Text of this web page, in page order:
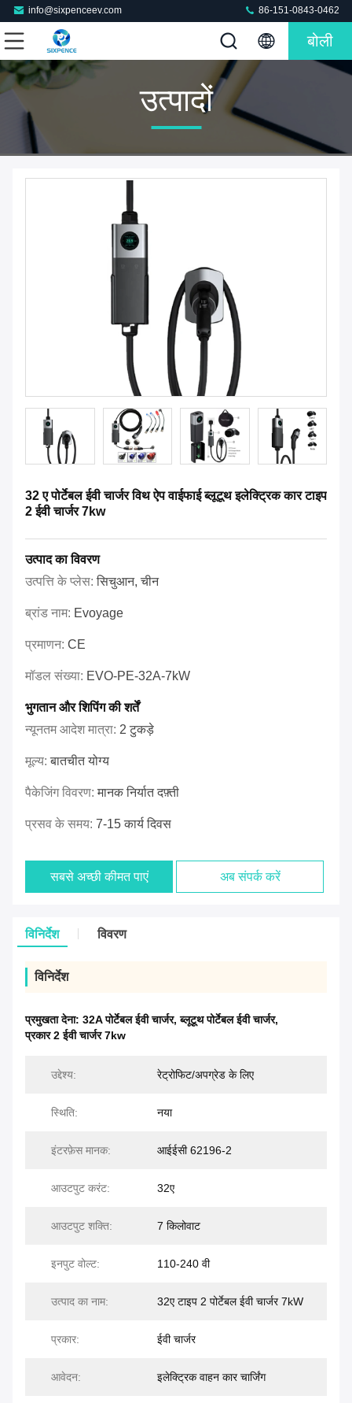
info@sixpenceev.com 86-151-0843-0462
बोली
उत्पादों
32 ए पोर्टेबल ईवी चार्जर विथ ऐप वाईफाई ब्लूटूथ इलेक्ट्रिक कार टाइप
2 ईवी चार्जर 7kw
उत्पाद का विवरण
उत्पत्ति के प्लेस:सिचुआन, चीन
ब्रांड नाम: Evoyage
प्रमाणन: CE
मॉडल संख्या: EVO-PE-32A-7kW
भुगतान और शिपिंग की शर्तें
न्यूनतम आदेश मात्रा: 2 टुकड़े
मूल्य:बातचीत योग्य
पैकेजिंग विवरण:मानक निर्यात दफ़्ती
प्रसव के समय: 7-15 कार्य दिवस
सबसे अच्छी कीमत पाएं अब संपर्क करें
विनिर्देश विवरण
विनिर्देश
प्रमुखता देना: 32A पोर्टेबल ईवी चार्जर,ब्लूटूथ पोर्टेबल ईवी चार्जर,
प्रकार 2 ईवी चार्जर 7kw
उद्देश्य: रेट्रोफिट/अपग्रेड के लिए
स्थिति: नया
इंटरफ़ेस मानक: आईईसी 62196-2
आउटपुट करंट: 32ए
आउटपुट शक्ति: 7 किलोवाट
इनपुट वोल्ट: 110-240 वी
उत्पाद का नाम: 32ए टाइप 2 पोर्टेबल ईवी चार्जर 7kW
प्रकार: ईवी चार्जर
आवेदन: इलेक्ट्रिक वाहन कार चार्जिंग